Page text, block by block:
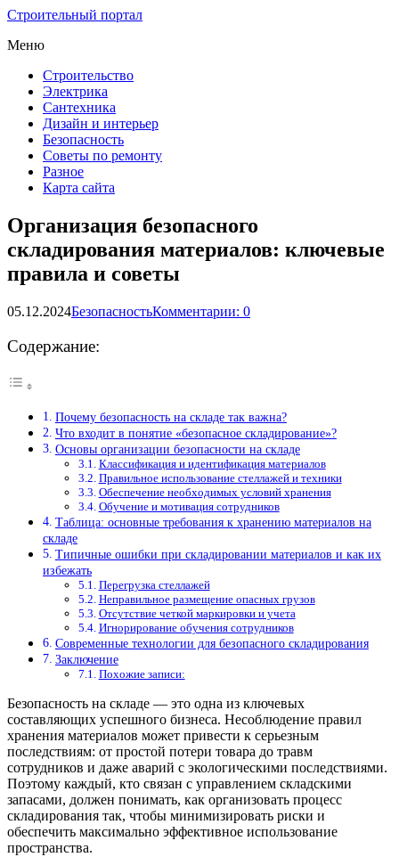
Строительный портал
Меню
Строительство
Электрика
Сантехника
Дизайн и интерьер
Безопасность
Советы по ремонту
Разное
Карта сайта
Организация безопасного
складирования материалов: ключевые
правила и советы
05.12.2024БезопасностьКомментарии: 0
Содержание:
Почему безопасность на складе так важна?
Что входит в понятие «безопасное складирование»?
Основы организации безопасности на складе
Классификация и идентификация материалов
Правильное использование стеллажей и техники
Обеспечение необходимых условий хранения
Обучение и мотивация сотрудников
Таблица: основные требования к хранению материалов на
складе
Типичные ошибки при складировании материалов и как их
избежать
Перегрузка стеллажей
Неправильное размещение опасных грузов
Отсутствие четкой маркировки и учета
Игнорирование обучения сотрудников
Современные технологии для безопасного складирования
Заключение
Похожие записи:
Безопасность на складе — это одна из ключевых
составляющих успешного бизнеса. Несоблюдение правил
хранения материалов может привести к серьезным
последствиям: от простой потери товара до травм
сотрудников и даже аварий с экологическими последствиями.
Поэтому каждый, кто связан с управлением складскими
запасами, должен понимать, как организовать процесс
складирования так, чтобы минимизировать риски и
обеспечить максимально эффективное использование
пространства.